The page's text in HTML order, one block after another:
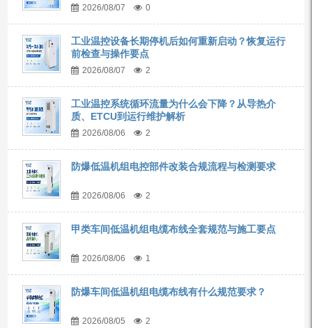
2026/08/07 0
工业温控设备长期停机后如何重新启动？恢复运行
前检查与操作要点
2026/08/07 2
工业温控系统循环流量为什么会下降？从导热介
质、ETCU到运行维护解析
2026/08/06 2
防爆低温机组电控部件改装合规流程与检测要求
2026/08/06 2
甲类车间低温机组电缆布线全套规范与施工要点
2026/08/06 1
防爆车间低温机组电缆布线有什么规范要求？
2026/08/05 2